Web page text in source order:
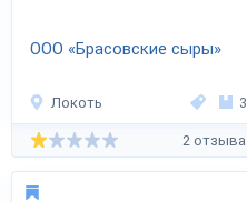
ООО «Брасовские сыры»
Локоть 3
2 отзыва